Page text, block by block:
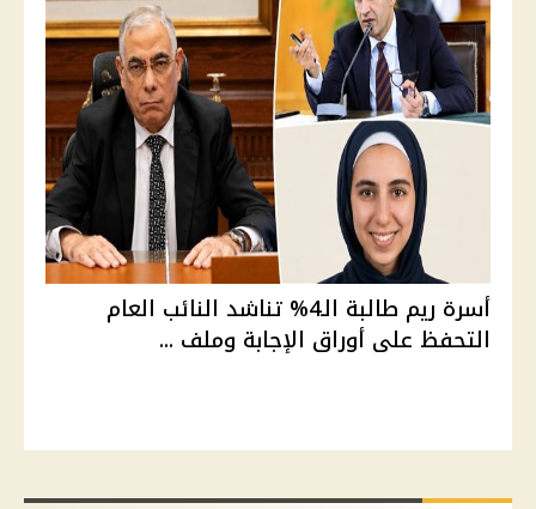
أسرة ريم طالبة الـ4% تناشد النائب العام
التحفظ على أوراق الإجابة وملف ...